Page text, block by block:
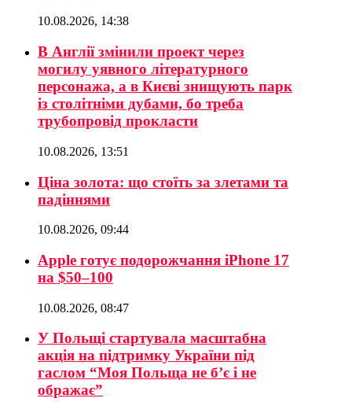
10.08.2026, 14:38
В Англії змінили проект через
могилу уявного літературного
персонажа, а в Києві знищують парк
із столітніми дубами, бо треба
трубопровід прокласти
10.08.2026, 13:51
Ціна золота: що стоїть за злетами та
падіннями
10.08.2026, 09:44
Apple готує подорожчання iPhone 17
на $50–100
10.08.2026, 08:47
У Польщі стартувала масштабна
акція на підтримку України під
гаслом “Моя Польща не б’є і не
ображає”